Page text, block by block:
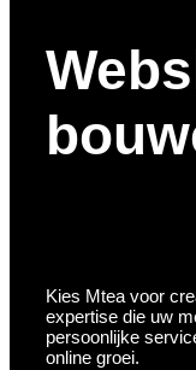
Kies Mtea voor
expertise die uw
persoonlijke
online groei.